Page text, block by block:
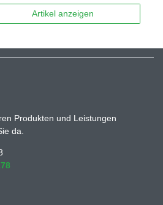
Artikel anzeigen
Produkten und Leistungen
da.